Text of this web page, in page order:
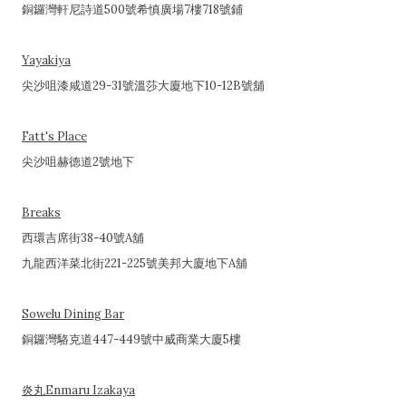
銅鑼灣軒尼詩道500號希慎廣場7樓718號鋪
Yayakiya
尖沙咀漆咸道29-31號溫莎大廈地下10-12B號舖
Fatt's Place
尖沙咀赫德道2號地下
Breaks
西環吉席街38-40號A舖
九龍西洋菜北街221-225號美邦大廈地下A舖
Sowelu Dining Bar
銅鑼灣駱克道447-449號中威商業大廈5樓
炎丸Enmaru Izakaya